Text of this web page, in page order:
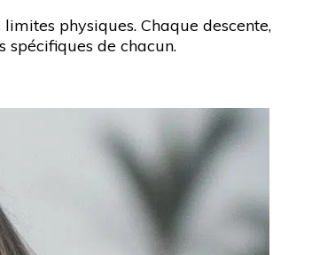
physiques. Chaque descente,
spécifiques de chacun.